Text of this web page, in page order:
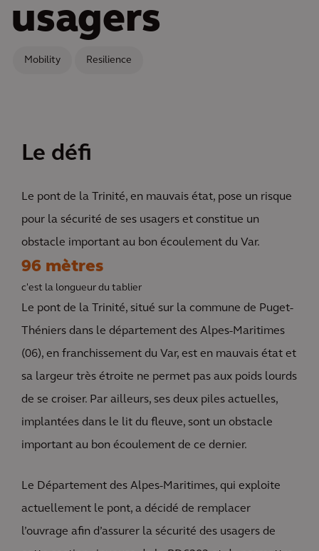
usagers
Mobility Resilience
Le défi
Le pont de la Trinité, en mauvais état, pose un risque
pour la sécurité de ses usagers et constitue un
obstacle important au bon écoulement du Var.
96 mètres
c'est la longueur du tablier
Le pont de la Trinité, situé sur la commune de Puget-
Théniers dans le département des Alpes-Maritimes
(06), en franchissement du Var, est en mauvais état et
sa largeur très étroite ne permet pas aux poids lourds
de se croiser. Par ailleurs, ses deux piles actuelles,
implantées dans le lit du fleuve, sont un obstacle
important au bon écoulement de ce dernier.
Le Département des Alpes-Maritimes, qui exploite
actuellement le pont, a décidé de remplacer
l’ouvrage afin d’assurer la sécurité des usagers de